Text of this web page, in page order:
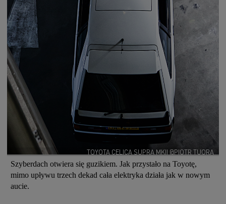
TOYOTA CELICA SUPRA MKII @PIOTR TUORA
Szyberdach otwiera się guzikiem. Jak przystało na Toyotę,
mimo upływu trzech dekad cała elektryka działa jak w nowym
aucie.